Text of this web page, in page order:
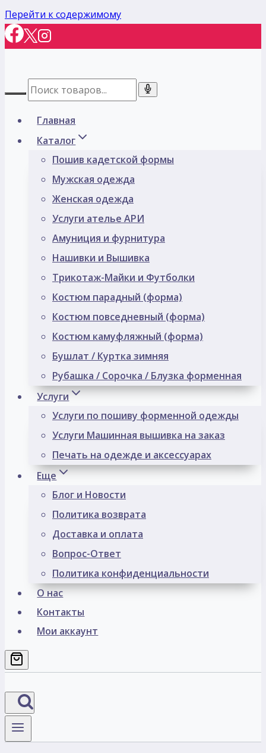
Перейти к содержимому
Главная
Каталог
Пошив кадетской формы
Мужская одежда
Женская одежда
Услуги ателье АРИ
Амуниция и фурнитура
Нашивки и Вышивка
Трикотаж-Майки и Футболки
Костюм парадный (форма)
Костюм повседневный (форма)
Костюм камуфляжный (форма)
Бушлат / Куртка зимняя
Рубашка / Сорочка / Блузка форменная
Услуги
Услуги по пошиву форменной одежды
Услуги Машинная вышивка на заказ
Печать на одежде и аксессуарах
Еще
Блог и Новости
Политика возврата
Доставка и оплата
Вопрос-Ответ
Политика конфиденциальности
О нас
Контакты
Мои аккаунт